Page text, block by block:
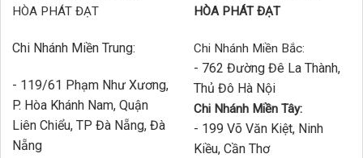
HÒA PHÁT ĐẠT
Chi Nhánh Miền Trung:
- 119/61 Phạm Như Xương,
P. Hòa Khánh Nam, Quận
Liên Chiểu, TP Đà Nẵng, Đà
Nẵng
HÒA PHÁT ĐẠT
Chi Nhánh Miền Bắc:
- 762 Đường Đê La Thành,
Thủ Đô Hà Nội
Chi Nhánh Miền Tây:
- 199 Võ Văn Kiệt, Ninh
Kiều, Cần Thơ